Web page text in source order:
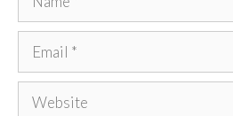
Email
Website